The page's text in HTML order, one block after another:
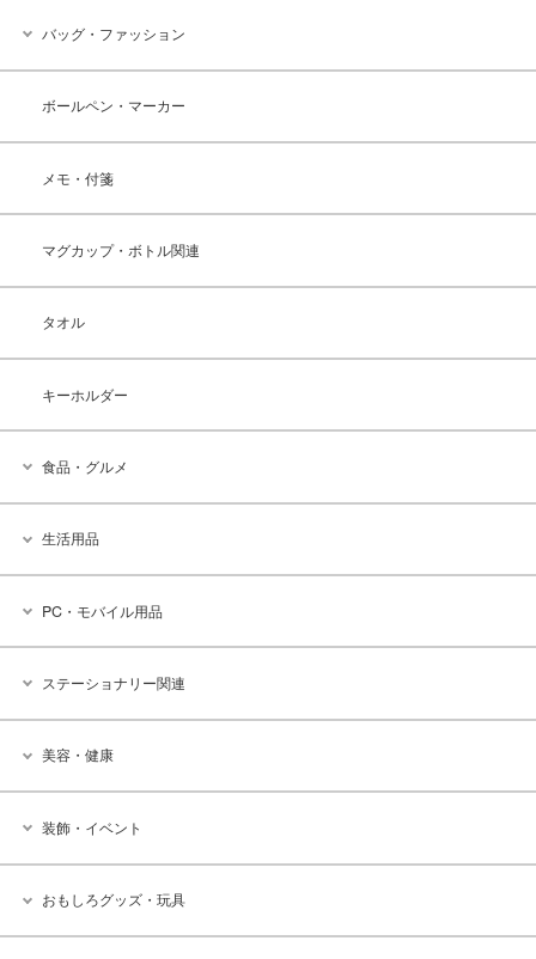
バッグ・ファッション
ボールペン・マーカー
メモ・付箋
マグカップ・ボトル関連
タオル
キーホルダー
食品・グルメ
生活用品
PC・モバイル用品
ステーショナリー関連
美容・健康
装飾・イベント
おもしろグッズ・玩具